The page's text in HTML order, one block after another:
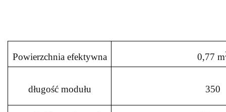
Powierzchnia efektywna 0,77 m
długość modułu 350